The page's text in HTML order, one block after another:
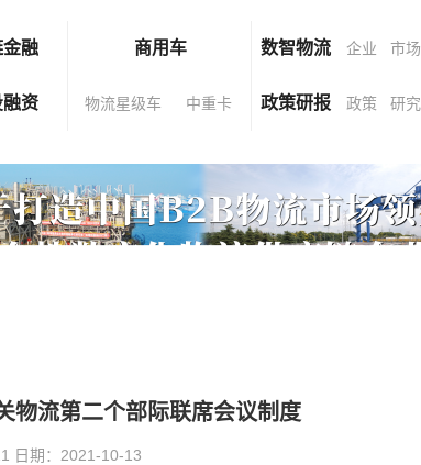
融 商用车 数智物流 企业 市场
资 物流星级车 中重卡 政策研报 政策 研究
物流第二个部际联席会议制度
日期：2021-10-13